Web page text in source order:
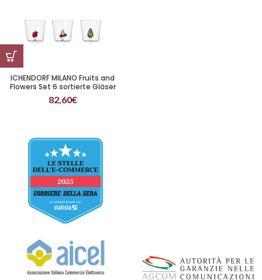
ICHENDORF MILANO Fruits and
Flowers Set 6 sortierte Gläser
82,60€